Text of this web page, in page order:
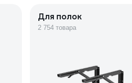
Для полок
2 754 товара